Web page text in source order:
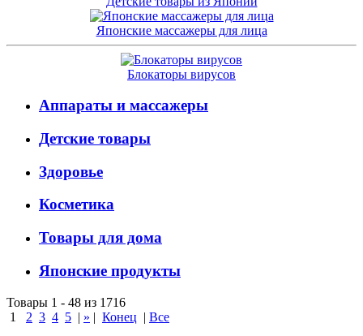
Японские массажеры для лица
Блокаторы вирусов
Аппараты и массажеры
Детские товары
Здоровье
Косметика
Товары для дома
Японские продукты
Товары 1 - 48 из 1716
1
2 3 4 5 | » | Конец | Все